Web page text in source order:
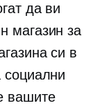
да ви
магазин за
си в
социални
вашите